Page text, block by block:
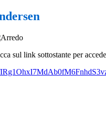
sul link sottostante per